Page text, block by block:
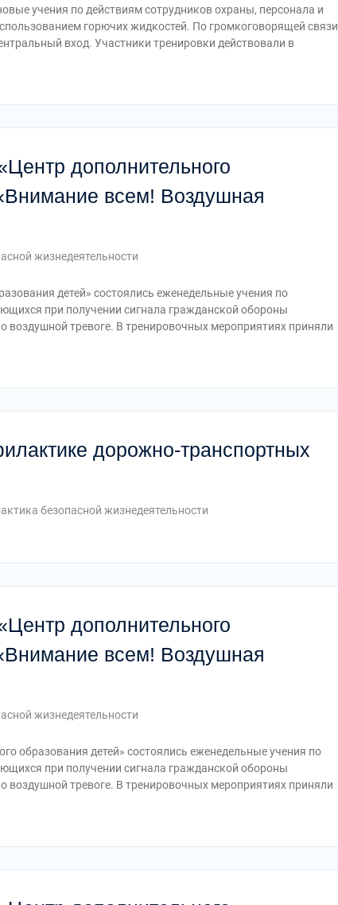
учения по действиям сотрудников охраны, персонала и
горючих жидкостей. По громкоговорящей связи
вход. Участники тренировки действовали в
дополнительного
всем! Воздушная
жизнедеятельности
детей» состоялись еженедельные учения по
при получении сигнала гражданской обороны
тревоге. В тренировочных мероприятиях приняли
дорожно-транспортных
безопасной жизнедеятельности
дополнительного
всем! Воздушная
жизнедеятельности
образования детей» состоялись еженедельные учения по
при получении сигнала гражданской обороны
тревоге. В тренировочных мероприятиях приняли